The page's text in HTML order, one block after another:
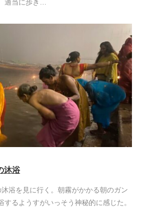
適当に歩き…
沐浴
浴を見に行く。朝霧がかかる朝のガン
するようすがいっそう神秘的に感じた。